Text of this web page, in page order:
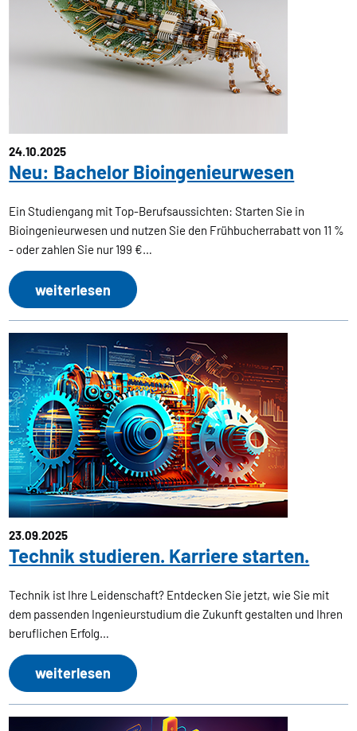
24.10.2025
Neu: Bachelor Bioingenieurwesen
Ein Studiengang mit Top-Berufsaussichten: Starten Sie in
Bioingenieurwesen und nutzen Sie den Frühbucherrabatt von 11 %
- oder zahlen Sie nur 199 €…
weiterlesen
23.09.2025
Technik studieren. Karriere starten.
Technik ist Ihre Leidenschaft? Entdecken Sie jetzt, wie Sie mit
dem passenden Ingenieurstudium die Zukunft gestalten und Ihren
beruflichen Erfolg…
weiterlesen